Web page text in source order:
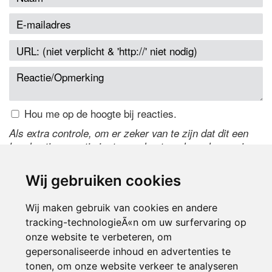
Wij gebruiken cookies
Wij maken gebruik van cookies en andere
tracking-technologieÃ«n om uw surfervaring op
onze website te verbeteren, om
gepersonaliseerde inhoud en advertenties te
tonen, om onze website verkeer te analyseren
Hou me op de hoogte bij reacties.
Als extra controle, om er zeker van te zijn dat dit een
handmatige reactie is, typ onderstaande code over in
de code te wijzigen.